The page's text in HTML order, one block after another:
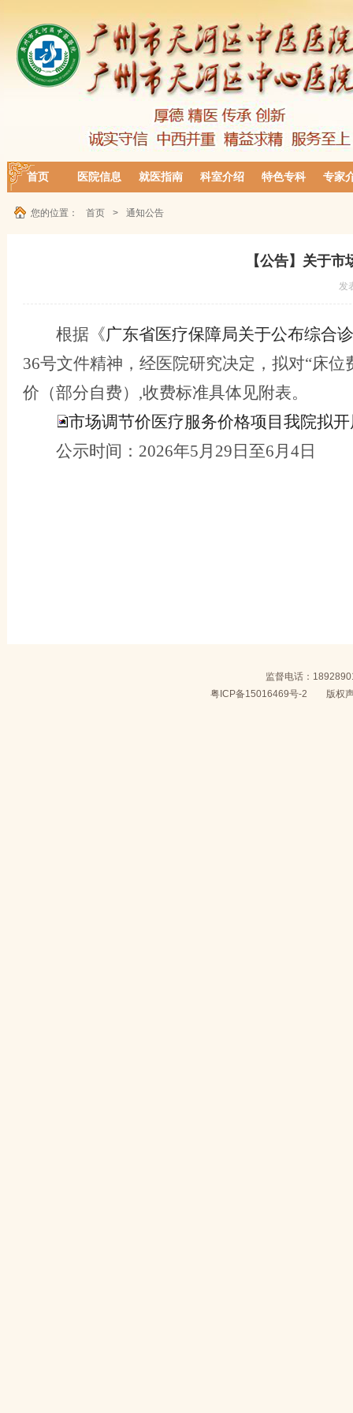
首页 医院信息 就医指南 科室介绍 特色专科 专家
您的位置： 首页 > 通知公告
【公告】关于
发
根据 《广东省医疗保障局关于公布综合
36号文件精神，经医院研究决定， 拟对“床位
价（部分自费） ,收费标准具体见附表。
市场调节价医疗服务价格项目我院拟
公示时间： 2026年5月29日至6月4日